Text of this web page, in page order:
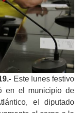
Este lunes festivo
en el municipio de
el diputado